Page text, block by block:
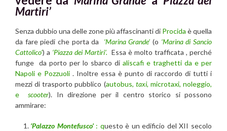
Martiri’
Senza dubbio una delle zone più affascinanti di Procida è quella
da fare piedi che porta da ‘Marina Grande’ (o ‘Marina di Sancio
Cattolico’) a ‘Piazza dei Martiri’. Essa è molto trafficata , perché
funge da porto per lo sbarco di aliscafi e traghetti da e per
Napoli e Pozzuoli . Inoltre essa è punto di raccordo di tutti i
mezzi di trasporto pubblico (autobus, taxi, microtaxi, noleggio,
e scooter). In direzione per il centro storico si possono
ammirare:
‘Palazzo Montefusco’ : questo è un edificio del XII secolo